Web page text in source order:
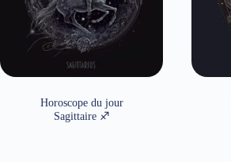
Horoscope du jour
Sagittaire ♐